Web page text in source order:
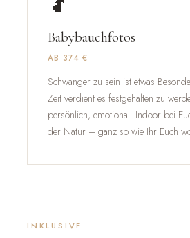
Babybauchfotos
AB 374 €
Schwanger zu sein ist etwas
Zeit verdient es festgehalten zu
persönlich, emotional. Indoor bei
der Natur – ganz so wie Ihr Euch
INKLUSIVE